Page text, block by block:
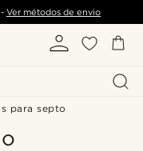
Ver métodos de envio
para septo